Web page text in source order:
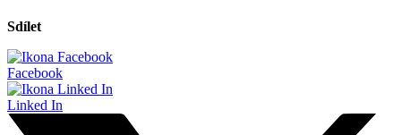
Sdílet
Facebook
Linked In